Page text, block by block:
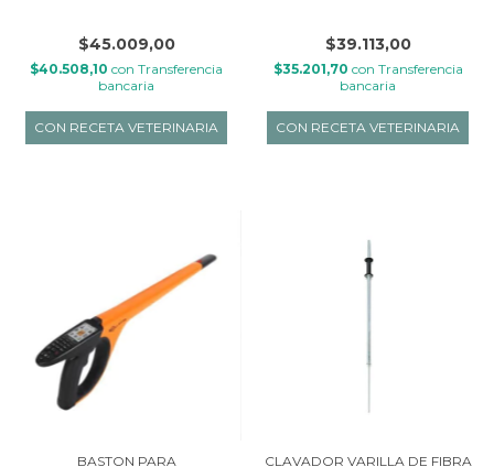
$45.009,00
$40.508,10 con Transferencia
bancaria
$39.113,00
$35.201,70 con Transferencia
bancaria
BASTON PARA
CLAVADOR VARILLA DE FIBRA